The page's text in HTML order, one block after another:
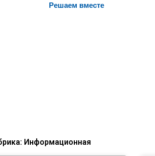
Решаем вместе
Информационная